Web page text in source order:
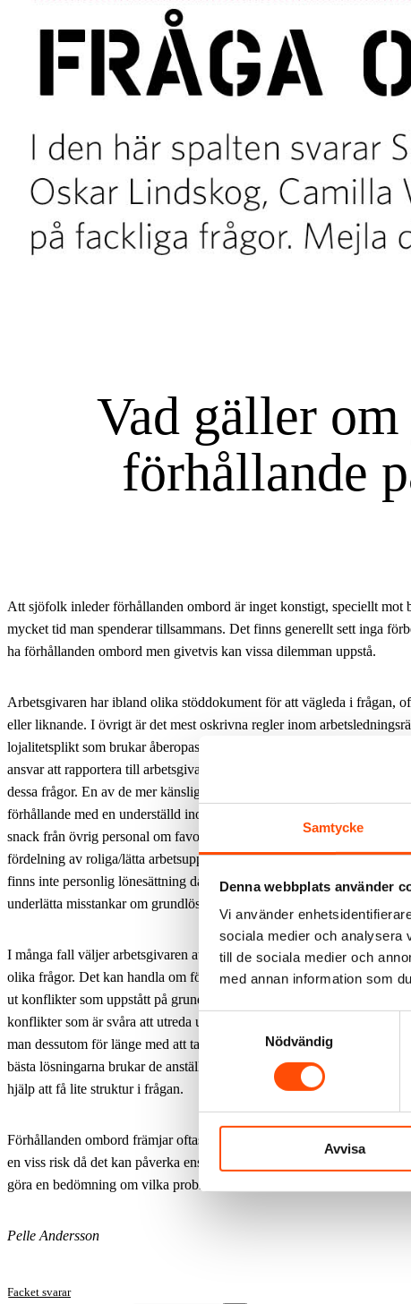
Samtycke
Denna webbplats använder
Vi använder
sociala medier och analysera
till de sociala medier och
med annan information som
Nödvändig
Avvisa
Vad gäller
förhållande
Att sjöfolk inleder förhållanden ombord är inget konstigt, speciellt mot
mycket tid man spenderar tillsammans. Det finns generellt sett inga
ha förhållanden ombord men givetvis kan vissa dilemman uppstå.
Arbetsgivaren har ibland olika stöddokument för att vägleda i frågan,
eller liknande. I övrigt är det mest oskrivna regler inom
lojalitetsplikt som brukar åberopas om problem uppstår. Chefer brukar
ansvar att rapportera till arbetsgivaren om de har inlett ett förhållande
dessa frågor. En av de mer känsliga situationerna kan vara när en chef
förhållande med en underställd inom samma arbetslag. Då uppstår lätt
snack från övrig personal om favorisering som exempelvis fördelaktiga
fördelning av roliga/lätta arbetsuppgifter för den som är ihop med
finns inte personlig lönesättning då vi har tarifflönesystem, vilket till viss
underlätta misstankar om grundlösa lönehöjningar.
I många fall väljer arbetsgivaren att ta kontakt med Seko sjöfolk för att
olika frågor. Det kan handla om förslag till omplaceringar, eller för att
ut konflikter som uppstått på grund av att förhållanden tagit slut. Det är
konflikter som är svåra att utreda ur ett arbetsmiljöperspektiv. Många
man dessutom för länge med att ta tag i frågan vilket gör att
bästa lösningarna brukar de anställda slutligen själva komma fram till
hjälp att få lite struktur i frågan.
Förhållanden ombord främjaroftast den sociala hälsan hos sjöfolk, men
en viss risk då det kan påverka ens arbete ombord. Det är således upp
göra en bedömning om vilka problem man kan ställas inför, helst innan
Pelle Andersson
Facket svarar